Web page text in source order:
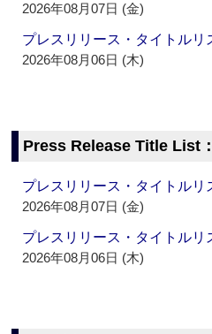
2026年08月07日 (金)
プレスリリース・タイトル
2026年08月06日 (木)
Press Release Title List
プレスリリース・タイトル
2026年08月07日 (金)
プレスリリース・タイトル
2026年08月06日 (木)